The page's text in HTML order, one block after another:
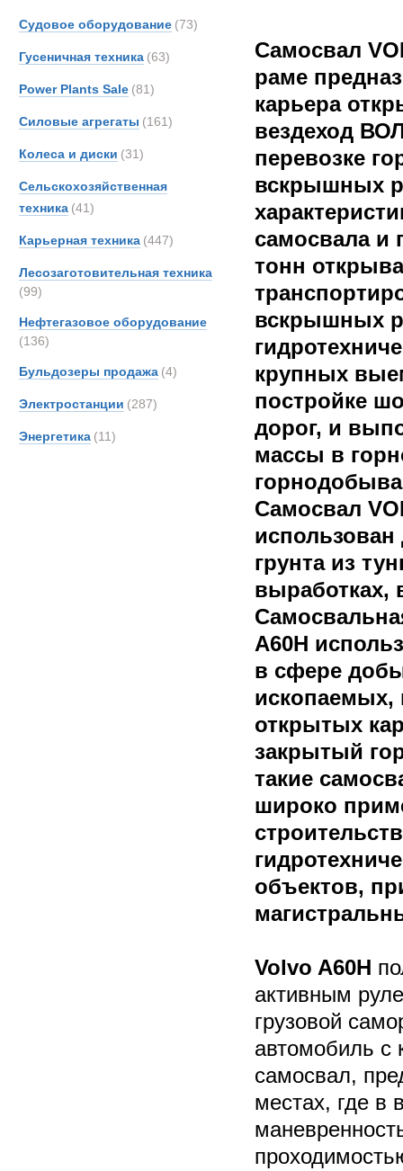
Судовое оборудование (73)
Гусеничная техника (63)
Power Plants Sale (81)
Силовые агрегаты (161)
Колеса и диски (31)
Сельскохозяйственная
техника (41)
Карьерная техника (447)
Лесозаготовительная техника
(99)
Нефтегазовое оборудование
(136)
Бульдозеры продажа (4)
Электростанции (287)
Энергетика (11)
Самосвал
раме
карьера
вездеход
перевозке
вскрышных
самосвала и
тонн
вскрышных
крупных
постройке
дорог, и
массы в
Самосвал
грунта из
выработках,
A60H
в сфере
ископаемых,
открытых
закрытый
такие
широко
объектов,
Volvo A60H
активным
грузовой
автомобиль с
самосвал,
местах, где в